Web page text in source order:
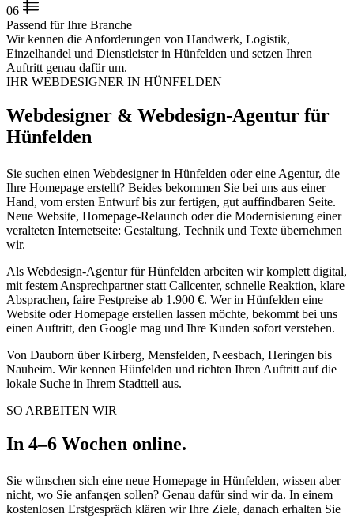
06
Passend für Ihre Branche
Wir kennen die Anforderungen von Handwerk, Logistik,
Einzelhandel und Dienstleister in Hünfelden und setzen Ihren
Auftritt genau dafür um.
IHR WEBDESIGNER IN HÜNFELDEN
Webdesigner & Webdesign-Agentur für
Hünfelden
Sie suchen einen Webdesigner in Hünfelden oder eine Agentur, die
Ihre Homepage erstellt? Beides bekommen Sie bei uns aus einer
Hand, vom ersten Entwurf bis zur fertigen, gut auffindbaren Seite.
Neue Website, Homepage-Relaunch oder die Modernisierung einer
veralteten Internetseite: Gestaltung, Technik und Texte übernehmen
wir.
Als Webdesign-Agentur für Hünfelden arbeiten wir komplett digital,
mit festem Ansprechpartner statt Callcenter, schnelle Reaktion, klare
Absprachen, faire Festpreise ab 1.900 €. Wer in Hünfelden eine
Website oder Homepage erstellen lassen möchte, bekommt bei uns
einen Auftritt, den Google mag und Ihre Kunden sofort verstehen.
Von Dauborn über Kirberg, Mensfelden, Neesbach, Heringen bis
Nauheim. Wir kennen Hünfelden und richten Ihren Auftritt auf die
lokale Suche in Ihrem Stadtteil aus.
SO ARBEITEN WIR
In 4–6 Wochen online.
Sie wünschen sich eine neue Homepage in Hünfelden, wissen aber
nicht, wo Sie anfangen sollen? Genau dafür sind wir da. In einem
kostenlosen Erstgespräch klären wir Ihre Ziele, danach erhalten Sie